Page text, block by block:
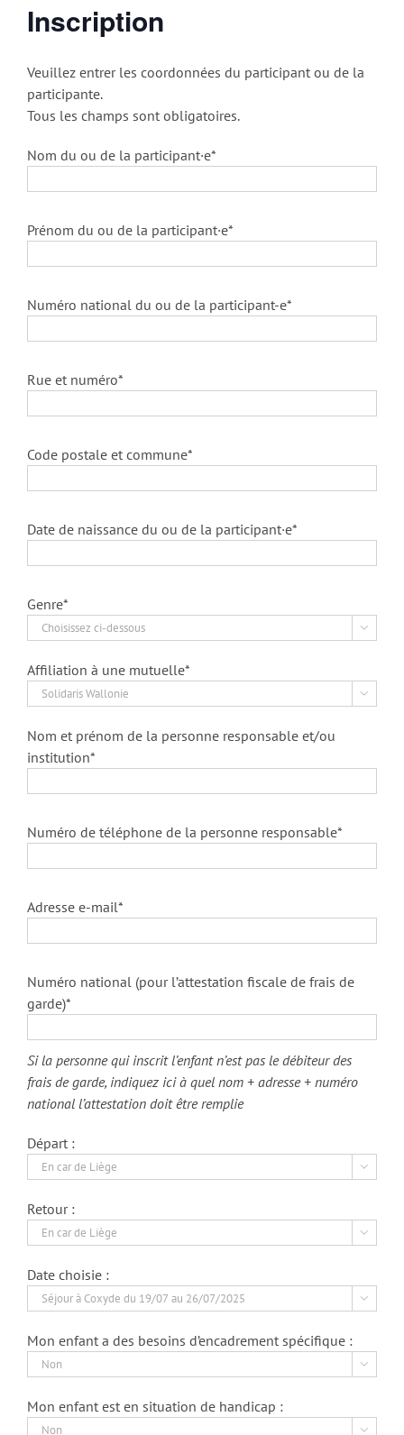
Inscription
Veuillez entrer les coordonnées du participant ou de la
participante.
Tous les champs sont obligatoires.
Nom du ou de la participant·e*
Prénom du ou de la participant·e*
Numéro national du ou de la participant-e*
Rue et numéro*
Code postale et commune*
Date de naissance du ou de la participant·e*
Genre*

Affiliation à une mutuelle*

Nom et prénom de la personne responsable et/ou
institution*
Numéro de téléphone de la personne responsable*
Adresse e-mail*
Numéro national (pour l’attestation fiscale de frais de
garde)*
Si la personne qui inscrit l’enfant n’est pas le débiteur des
frais de garde, indiquez ici à quel nom + adresse + numéro
national l’attestation doit être remplie
Départ :

Retour :

Date choisie :

Mon enfant a des besoins d’encadrement spécifique :

Mon enfant est en situation de handicap :
